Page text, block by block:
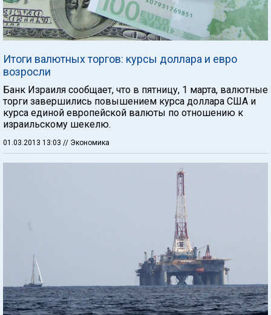
Итоги валютных торгов: курсы доллара и евро
возросли
Банк Израиля сообщает, что в пятницу, 1 марта, валютные
торги завершились повышением курса доллара США и
курса единой европейской валюты по отношению к
израильскому шекелю.
01.03.2013 13:03 // Экономика